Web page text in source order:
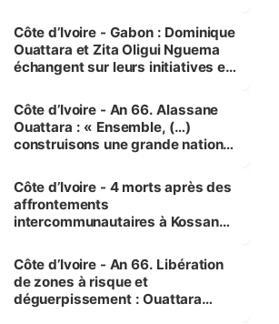
Côte d’Ivoire - Gabon : Dominique
Ouattara et Zita Oligui Nguema
échangent sur leurs initiatives en
enfants
Côte d’Ivoire - An 66. Alassane
Ouattara : « Ensemble, (…)
construisons une grande nation
générations futures »
Côte d’Ivoire - 4 morts après des
affrontements
intercommunautaires à Kossandji
milieu des sinistrés
Côte d’Ivoire - An 66. Libération
de zones à risque et
déguerpissement : Ouattara